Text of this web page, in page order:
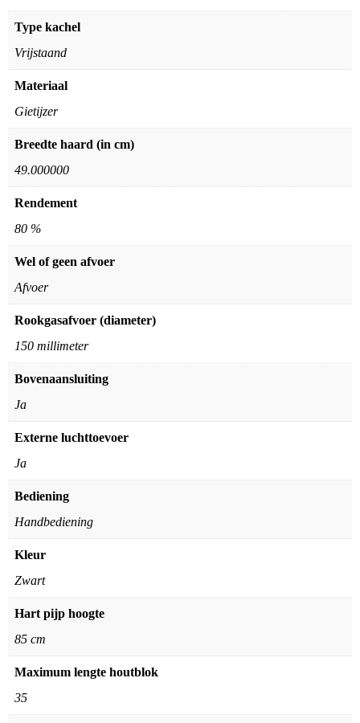
Type kachel
Vrijstaand
Materiaal
Gietijzer
Breedte haard (in cm)
49.000000
Rendement
80 %
Wel of geen afvoer
Afvoer
Rookgasafvoer (diameter)
150 millimeter
Bovenaansluiting
Ja
Externe luchttoevoer
Ja
Bediening
Handbediening
Kleur
Zwart
Hart pijp hoogte
85 cm
Maximum lengte houtblok
35